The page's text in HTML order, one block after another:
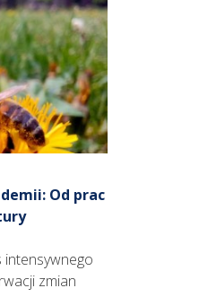
Od prac
intensywnego
zmian